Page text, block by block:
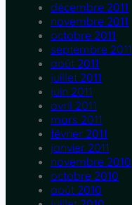
décembre 2011
novembre 2011
octobre 2011
septembre 2011
août 2011
juillet 2011
juin 2011
avril 2011
mars 2011
février 2011
janvier 2011
novembre 2010
octobre 2010
août 2010